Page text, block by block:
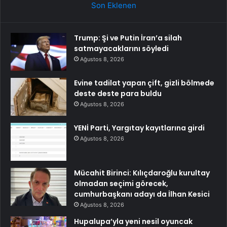
Son Eklenen
Trump: Şi ve Putin İran’a silah
satmayacaklarını söyledi
Ağustos 8, 2026
Evine tadilat yapan çift, gizli bölmede
deste deste para buldu
Ağustos 8, 2026
YENİ Parti, Yargıtay kayıtlarına girdi
Ağustos 8, 2026
Mücahit Birinci: Kılıçdaroğlu kurultay
olmadan seçimi görecek,
cumhurbaşkanı adayı da İlhan Kesici
Ağustos 8, 2026
Hupalupa’yla yeni nesil oyuncak